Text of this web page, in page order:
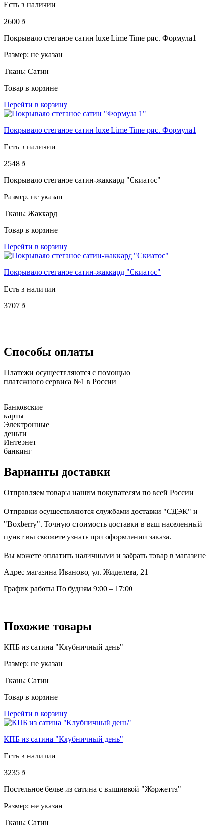
Есть в наличии
2600 б
Покрывало стеганое сатин luxe Lime Time рис. Формула1
Размер: не указан
Ткань: Сатин
Товар в корзине
Перейти в корзину
Покрывало стеганое сатин luxe Lime Time рис. Формула1
Есть в наличии
2548 б
Покрывало стеганое сатин-жаккард "Скиатос"
Размер: не указан
Ткань: Жаккард
Товар в корзине
Перейти в корзину
Покрывало стеганое сатин-жаккард "Скиатос"
Есть в наличии
3707 б
Способы оплаты
Платежи осуществляются с помощью
платежного сервиса №1 в России
Банковские
карты
Электронные
деньги
Интернет
банкинг
Варианты доставки
Отправляем товары нашим покупателям по всей России
Отправки осуществляются службами доставки "СДЭК" и
"Boxberry". Точную стоимость доставки в ваш населенный
пункт вы сможете узнать при оформлении заказа.
Вы можете оплатить наличными и забрать товар в магазине
Адрес магазина Иваново, ул. Жиделева, 21
График работы По будням 9:00 – 17:00
Похожие товары
КПБ из сатина "Клубничный день"
Размер: не указан
Ткань: Сатин
Товар в корзине
Перейти в корзину
КПБ из сатина "Клубничный день"
Есть в наличии
3235 б
Постельное белье из сатина с вышивкой "Жоржетта"
Размер: не указан
Ткань: Сатин